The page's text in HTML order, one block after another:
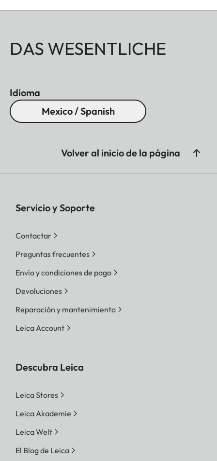
DAS WESENTLICHE
Idioma
Mexico / Spanish
Volver al inicio de la página
Servicio y Soporte
Contactar
Preguntas frecuentes
Envío y condiciones de pago
Devoluciones
Reparación y mantenimiento
Leica Account
Descubra Leica
Leica Stores
Leica Akademie
Leica Welt
El Blog de Leica